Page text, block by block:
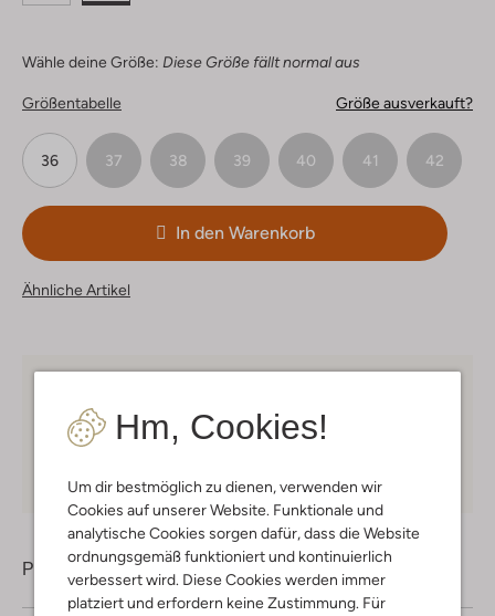
Hm, Cookies!
Um dir bestmöglich zu dienen, verwenden wir
Cookies auf unserer Website. Funktionale und
analytische Cookies sorgen dafür, dass die Website
ordnungsgemäß funktioniert und kontinuierlich
verbessert wird. Diese Cookies werden immer
platziert und erfordern keine Zustimmung. Für
Wähle deine Größe: Diese Größe fällt normal aus
Größentabelle Größe ausverkauft?
36 37 38 39 40 41 42
In den Warenkorb
Ähnliche Artikel
Mitglieder in Deutschland
Produktinformation